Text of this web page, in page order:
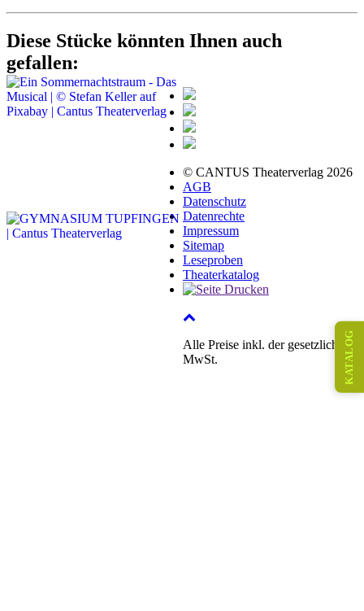
Diese Stücke könnten Ihnen auch
gefallen:
© CANTUS Theaterverlag 2026
AGB
Datenschutz
Datenrechte
Impressum
Sitemap
Leseproben
Theaterkatalog
Alle Preise inkl. der gesetzlichen
MwSt.
KATALOG